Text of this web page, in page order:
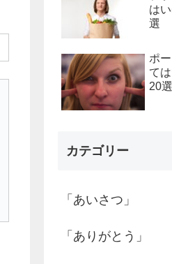
は
選
ポ
て
20選
カテゴリー
「あいさつ」
「ありがとう」